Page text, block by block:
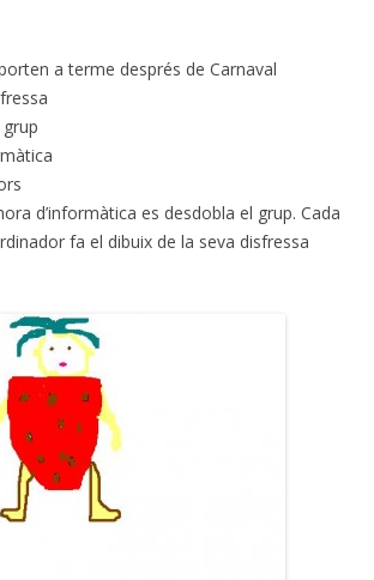
a terme després de Carnaval
d’informàtica es desdobla el grup. Cada
fa el dibuix de la seva disfressa